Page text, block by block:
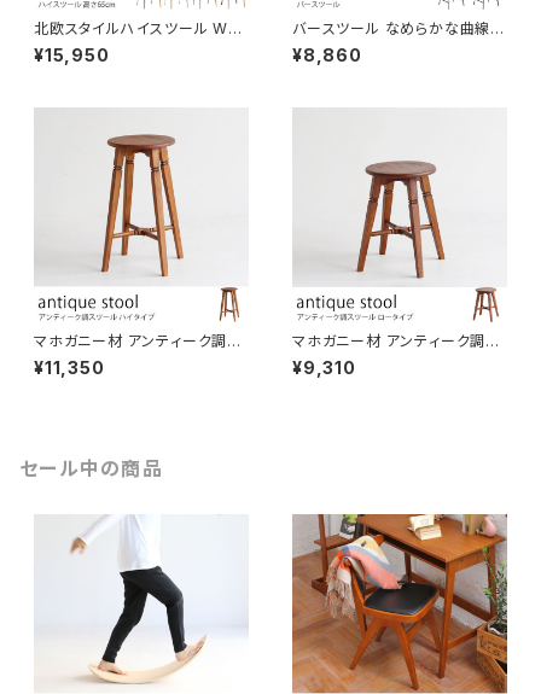
北欧スタイルハイスツール WO
OD×STEEL 高さ65cm 木製
座り心地のいい曲線座面 足置き
クスペース カフェ 店舗 業務用
途 インテリア
¥15,950
バースツール なめらかな曲線を
活かした優しいフォルム PUレザ
ー生地 カウンターチェア ハイチ
¥8,860
マホガニー材 アンティーク調ハ
イスツール 丸椅子 ブラウン コ
ンパクト おしゃれ レトロ調 カウ
¥11,350
マホガニー材 アンティーク調ロ
ースツール 丸椅子 ブラウン コ
ンパクト おしゃれ レトロ調 デス
¥9,310
セール中の商品